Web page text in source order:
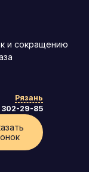
и сокращению
Рязань
302-29-85